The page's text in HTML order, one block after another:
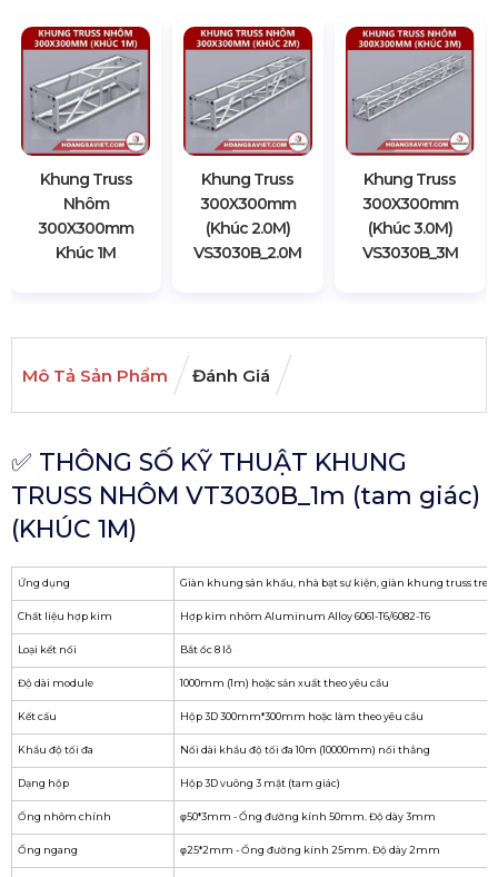
Khung Truss
Nhôm
300X300mm
Khúc 1M
Khung Truss
300X300mm
(Khúc 2.0M)
VS3030B_2.0M
Khung Truss
300X300mm
(Khúc 3.0M)
VS3030B_3M
Mô Tả Sản Phẩm Đánh Giá
✅ THÔNG SỐ KỸ THUẬT KHUNG
TRUSS NHÔM VT3030B_1m (tam giác)
(KHÚC 1M)
Ứng dụng Giàn khung sân khấu, nhà bạt sự kiện, giàn khung truss treo
Chất liệu hợp kim Hợp kim nhôm Aluminum Alloy 6061-T6/6082-T6
Loại kết nối Bắt ốc 8 lỗ
Độ dài module 1000mm (1m) hoặc sản xuất theo yêu cầu
Kết cấu Hộp 3D 300mm*300mm hoặc làm theo yêu cầu
Khẩu độ tối đa Nối dài khẩu độ tối đa 10m (10000mm) nối thẳng
Dạng hộp Hộp 3D vuông 3 mặt (tam giác)
Ống nhôm chính φ50*3mm - Ống đường kính 50mm. Độ dày 3mm
Ống ngang φ25*2mm - Ống đường kính 25mm. Độ dày 2mm